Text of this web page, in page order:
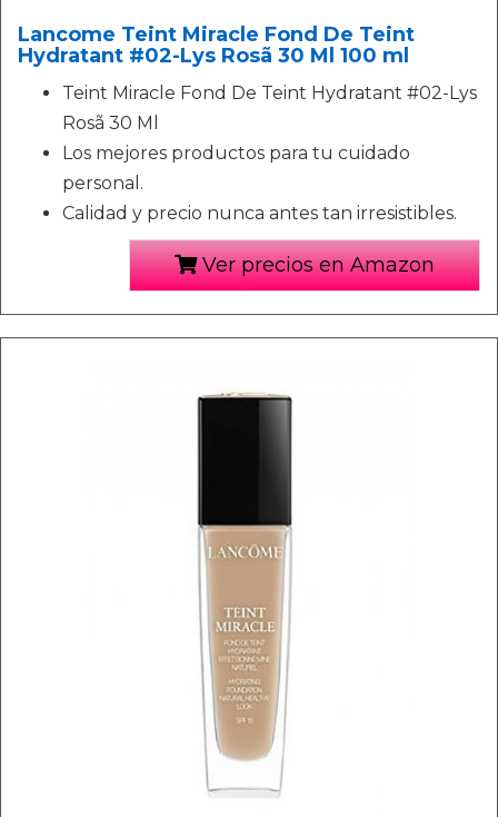
Lancome Teint Miracle Fond De Teint
Hydratant #02-Lys Rosã 30 Ml 100 ml
Teint Miracle Fond De Teint Hydratant #02-Lys
Rosã 30 Ml
Los mejores productos para tu cuidado
personal.
Calidad y precio nunca antes tan irresistibles.
Ver precios en Amazon